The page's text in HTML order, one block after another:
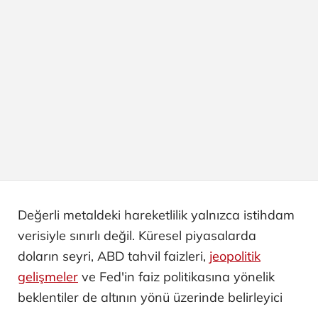
Değerli metaldeki hareketlilik yalnızca istihdam
verisiyle sınırlı değil. Küresel piyasalarda
doların seyri, ABD tahvil faizleri, jeopolitik
gelişmeler ve Fed'in faiz politikasına yönelik
beklentiler de altının yönü üzerinde belirleyici